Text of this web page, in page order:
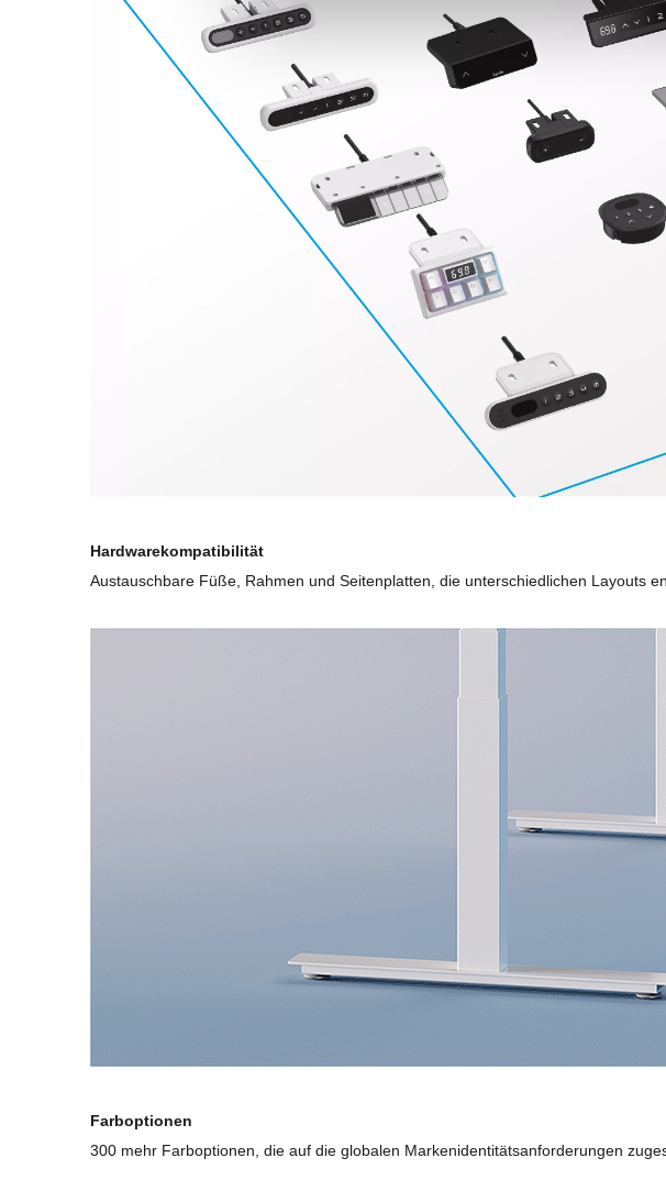
Hardwarekompatibilität
Austauschbare Füße, Rahmen und Seitenplatten, die unterschiedlichen Layouts
Farboptionen
300 mehr Farboptionen, die auf die globalen Markenidentitätsanforderungen